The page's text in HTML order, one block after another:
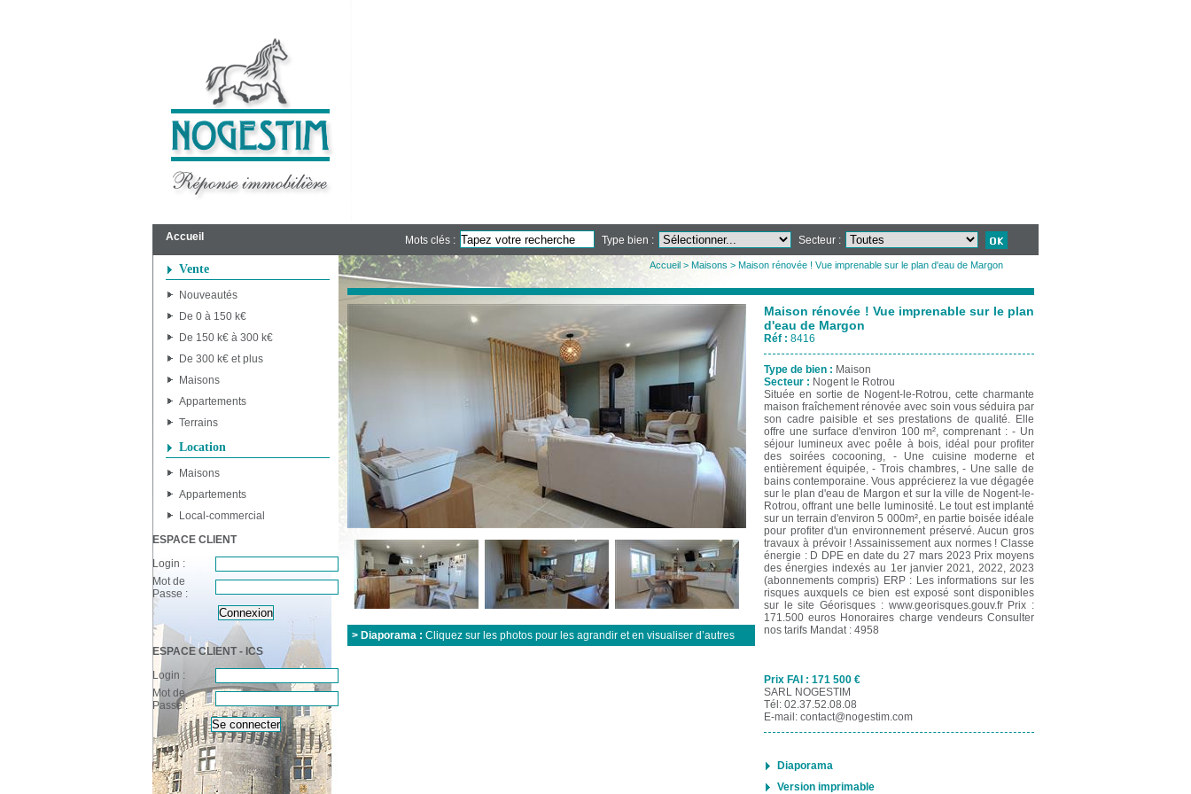
Accueil Mots clés : Type bien : Secteur :
Vente
Nouveautés
De 0 à 150 k€
De 150 k€ à 300 k€
De 300 k€ et plus
Maisons
Appartements
Terrains
Location
Maisons
Appartements
Local-commercial
ESPACE CLIENT
Login :
Mot de
Passe :
ESPACE CLIENT - ICS
Login :
Mot de
Passe :
Accueil > Maisons > Maison rénovée ! Vue imprenable sur le plan d'eau de Margon
> Diaporama : Cliquez sur les photos pour les agrandir et en visualiser d’autres
Maison rénovée ! Vue imprenable sur le plan
d'eau de Margon
Réf : 8416
Type de bien : Maison
Secteur : Nogent le Rotrou
Située en sortie de Nogent-le-Rotrou, cette charmante
maison fraîchement rénovée avec soin vous séduira par
son cadre paisible et ses prestations de qualité. Elle
offre une surface d'environ 100 m², comprenant : - Un
séjour lumineux avec poêle à bois, idéal pour profiter
des soirées cocooning, - Une cuisine moderne et
entièrement équipée, - Trois chambres, - Une salle de
bains contemporaine. Vous apprécierez la vue dégagée
sur le plan d'eau de Margon et sur la ville de Nogent-le-
Rotrou, offrant une belle luminosité. Le tout est implanté
sur un terrain d'environ 5 000m², en partie boisée idéale
pour profiter d'un environnement préservé. Aucun gros
travaux à prévoir ! Assainissement aux normes ! Classe
énergie : D DPE en date du 27 mars 2023 Prix moyens
des énergies indexés au 1er janvier 2021, 2022, 2023
(abonnements compris) ERP : Les informations sur les
risques auxquels ce bien est exposé sont disponibles
sur le site Géorisques : www.georisques.gouv.fr Prix :
171.500 euros Honoraires charge vendeurs Consulter
nos tarifs Mandat : 4958
Prix FAI : 171 500 €
SARL NOGESTIM
Tél: 02.37.52.08.08
E-mail: contact@nogestim.com
Diaporama
Version imprimable